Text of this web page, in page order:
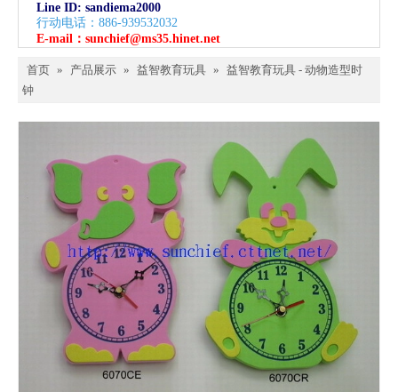
Line ID: sandiema2000
行动电话：886-939532032
E-mail： sunchief@ms35.hinet.net
首页 » 产品展示 » 益智教育玩具 » 益智教育玩具 - 动物造型时
钟